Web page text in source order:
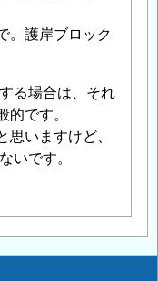
。護岸ブロック
る場合は、それ
的です。
思いますけど、
いです。